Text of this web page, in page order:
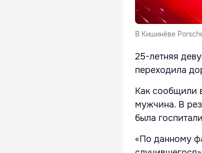
В Кишинёве
25-летняя
переходила
Как сообщили
мужчина. В
была
«По данному